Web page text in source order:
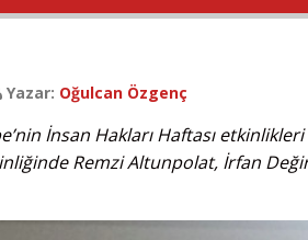
Yazar: Oğulcan Özgenç
İnsan Hakları Haftası
Remzi Altunpolat, İrfan